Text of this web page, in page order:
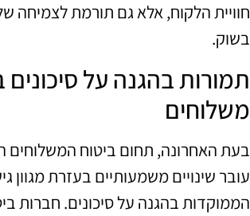
חוויית הלקוח, אלא גם תורמת לצמיחה
בשוק.
תמורות בהגנה על סיכונים
משלוחים
בעת האחרונה, תחום ביטוח המשלוחים
עובר שינויים משמעותיים בעזרת מגוון
הממוקדות בהגנה על סיכונים. חברות